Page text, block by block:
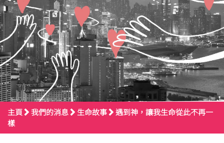
主頁 我們的消息 生命故事
遇到神，讓我生命從此不再一
樣